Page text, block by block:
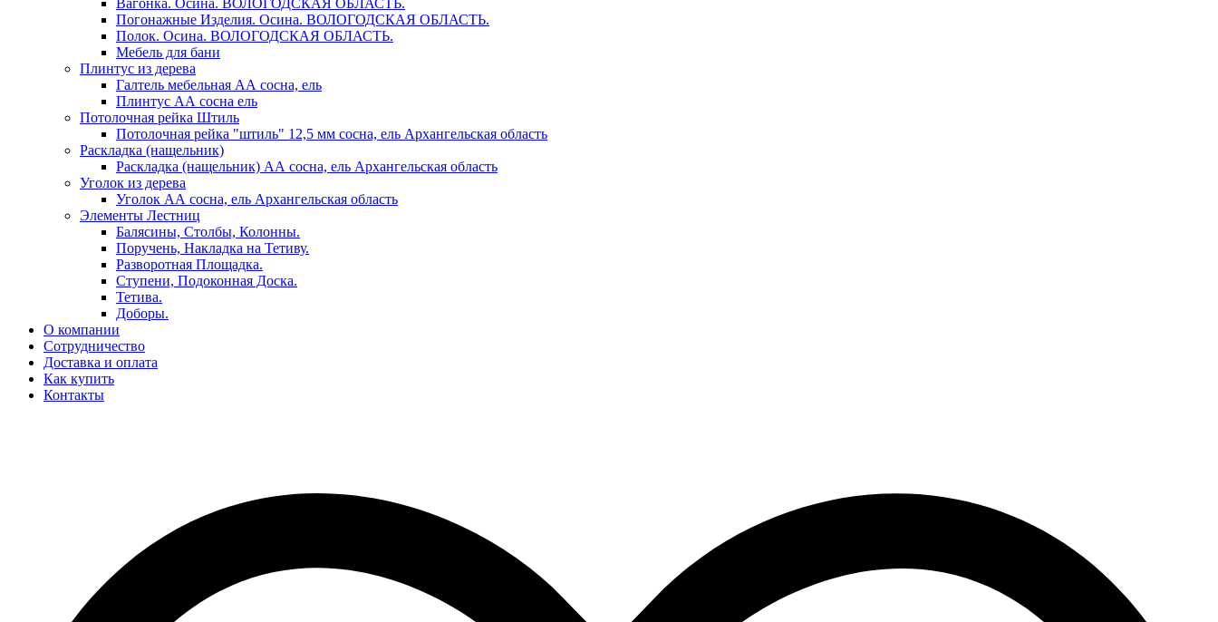
Погонажные Изделия. Осина. ВОЛОГОДСКАЯ ОБЛАСТЬ.
Полок. Осина. ВОЛОГОДСКАЯ ОБЛАСТЬ.
Мебель для бани
Плинтус из дерева
Галтель мебельная АА сосна, ель
Плинтус АА сосна ель
Потолочная рейка Штиль
Потолочная рейка "штиль" 12,5 мм сосна, ель Архангельская область
Раскладка (нащельник)
Раскладка (нащельник) АА сосна, ель Архангельская область
Уголок из дерева
Уголок АА сосна, ель Архангельская область
Элементы Лестниц
Балясины, Столбы, Колонны.
Поручень, Накладка на Тетиву.
Разворотная Площадка.
Ступени, Подоконная Доска.
Тетива.
Доборы.
О компании
Сотрудничество
Доставка и оплата
Как купить
Контакты